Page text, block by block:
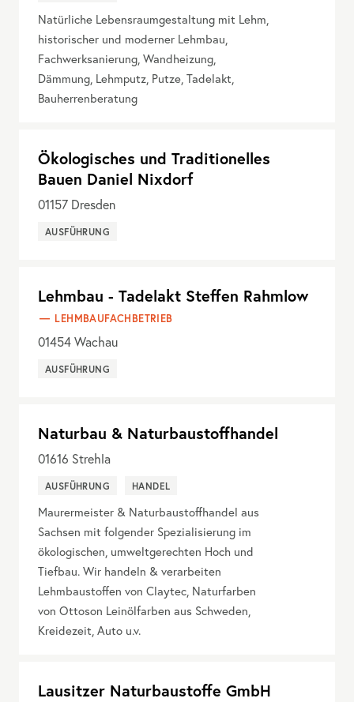
Natürliche Lebensraumgestaltung mit Lehm,
historischer und moderner Lehmbau,
Fachwerksanierung, Wandheizung,
Dämmung, Lehmputz, Putze, Tadelakt,
Bauherrenberatung
Ökologisches und Traditionelles
Bauen Daniel Nixdorf
01157 Dresden
AUSFÜHRUNG
Lehmbau - Tadelakt Steffen Rahmlow
LEHMBAUFACHBETRIEB
01454Wachau
AUSFÜHRUNG
Naturbau & Naturbaustoffhandel
01616 Strehla
AUSFÜHRUNG HANDEL
Maurermeister & Naturbaustoffhandel aus
Sachsen mit folgender Spezialisierung im
ökologischen, umweltgerechten Hoch und
Tiefbau. Wir handeln & verarbeiten
Lehmbaustoffen von Claytec, Naturfarben
von Ottoson Leinölfarben aus Schweden,
Kreidezeit, Auto u.v.
Lausitzer Naturbaustoffe GmbH